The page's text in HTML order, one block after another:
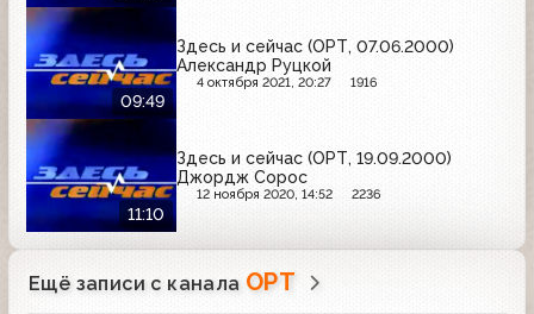
09:49
Здесь и сейчас (ОРТ, 07.06.2000)
Александр Руцкой
4 октября 2021, 20:27 1916
11:10
Здесь и сейчас (ОРТ, 19.09.2000)
Джордж Сорос
12 ноября 2020, 14:52 2236
Ещё записи с канала ОРТ